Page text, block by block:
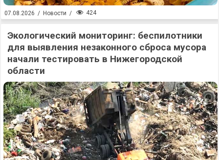
07.08.2026 / Новости / 424
Экологический мониторинг: беспилотники
для выявления незаконного сброса мусора
начали тестировать в Нижегородской
области